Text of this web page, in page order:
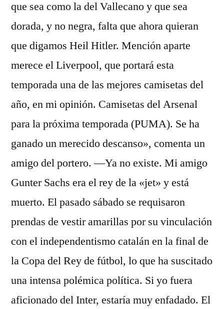
que sea como la del Vallecano y que sea
dorada, y no negra, falta que ahora quieran
que digamos Heil Hitler. Mención aparte
merece el Liverpool, que portará esta
temporada una de las mejores camisetas del
año, en mi opinión. Camisetas del Arsenal
para la próxima temporada (PUMA). Se ha
ganado un merecido descanso», comenta un
amigo del portero. —Ya no existe. Mi amigo
Gunter Sachs era el rey de la «jet» y está
muerto. El pasado sábado se requisaron
prendas de vestir amarillas por su vinculación
con el independentismo catalán en la final de
la Copa del Rey de fútbol, lo que ha suscitado
una intensa polémica política. Si yo fuera
aficionado del Inter, estaría muy enfadado. El